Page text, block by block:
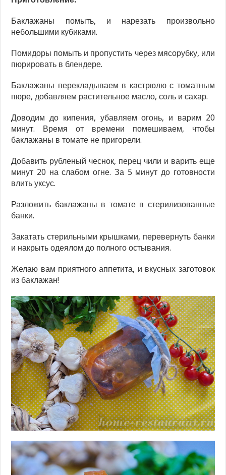
Баклажаны помыть, и нарезать произвольно
небольшими кубиками.
Помидоры помыть и пропустить через мясорубку, или
пюрировать в блендере.
Баклажаны перекладываем в кастрюлю с томатным
пюре, добавляем растительное масло, соль и сахар.
Доводим до кипения, убавляем огонь, и варим 20
минут. Время от времени помешиваем, чтобы
баклажаны в томате не пригорели.
Добавить рубленый чеснок, перец чили и варить еще
минут 20 на слабом огне. За 5 минут до готовности
влить уксус.
Разложить баклажаны в томате в стерилизованные
банки.
Закатать стерильными крышками, перевернуть банки
и накрыть одеялом до полного остывания.
Желаю вам приятного аппетита, и вкусных заготовок
из баклажан!